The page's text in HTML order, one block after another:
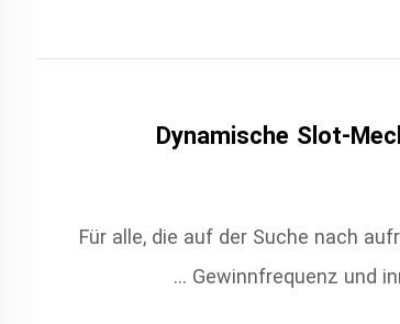
Dynamische Slot-
Für alle, die auf der Suche nach
Gewinnfrequenz und